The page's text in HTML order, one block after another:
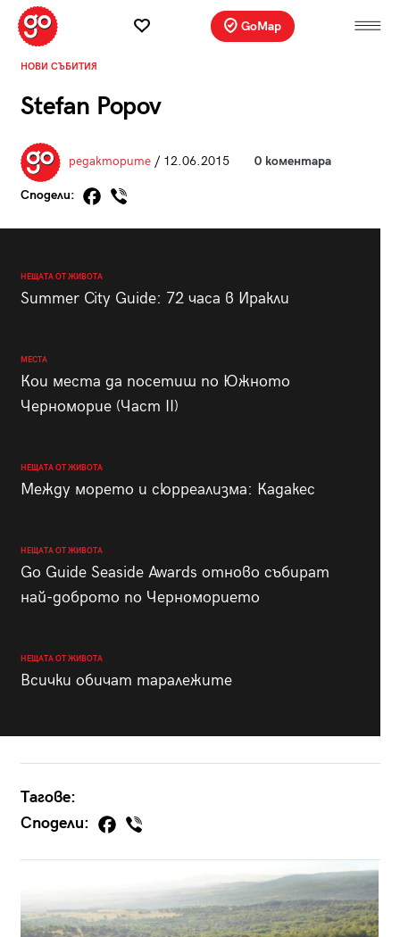
GoMap
НОВИ СЪБИТИЯ
Stefan Popov
редакторите/ 12.06.2015 0 коментара
Сподели:
НЕЩАТА ОТ ЖИВОТА
Summer City Guide: 72 часа в Иракли
МЕСТА
Кои места да посетиш по Южното
Черноморие (Част II)
НЕЩАТА ОТ ЖИВОТА
Между морето и сюрреализма: Кадакес
НЕЩАТА ОТ ЖИВОТА
Go Guide Seaside Awards отново събират
най-доброто по Черноморието
НЕЩАТА ОТ ЖИВОТА
Всички обичат таралежите
Тагове:
Сподели: